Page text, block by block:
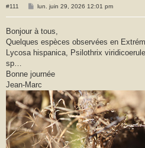
#111
M
s
a
g
e
lun. juin 29, 2026 12:01 pm
Bonjour à tous,
Quelques espèces observées en
Lycosa hispanica, Psilothrix
sp…
Bonne journée
Jean-Marc